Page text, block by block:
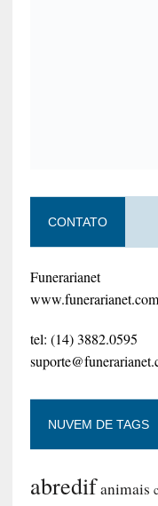
CONTATO
Funerarianet
tel: (14) 3882.0595
NUVEM DE TAGS
abredifanimais